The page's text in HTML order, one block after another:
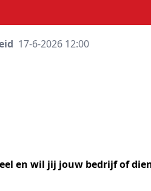
17-6-2026 12:00
en wil jij jouw bedrijf of